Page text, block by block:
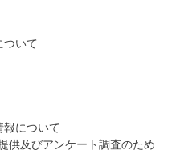
ついて
について
供及びアンケート調査のため